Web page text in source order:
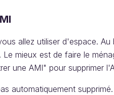
allez utiliser d'espace.
mieux est de faire le
une AMI" pour supprimer
automatiquement